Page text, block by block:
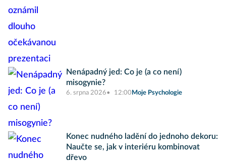
Nenápadný jed: Co je (a co není)
misogynie?
6. srpna 2026 12:00 Moje Psychologie
Konec nudného ladění do jednoho dekoru:
Naučte se, jak v interiéru kombinovat
dřevo